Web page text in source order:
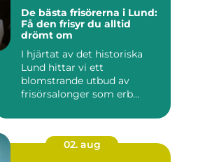
De bästa frisörerna i Lund:
Få den frisyr du alltid
drömt om
I hjärtat av det historiska
Lund hittar vi ett
blomstrande utbud av
frisörsalonger som erb...
02. aug